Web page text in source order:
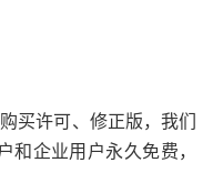
买许可、修正版，我们
企业用户永久免费，